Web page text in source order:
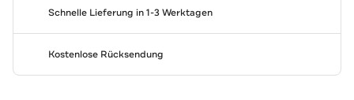
Schnelle Lieferung in 1-3 Werktagen
Kostenlose Rücksendung